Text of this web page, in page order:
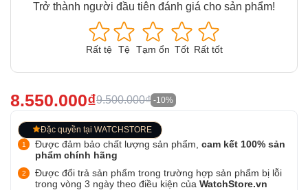
Trở thành người đầu tiên đánh giá cho sản phẩm!
Rất tệ Tệ Tạm ổn Tốt Rất tốt
8.550.000₫9.500.000₫ -10%
Đặc quyền tại WATCHSTORE
Được đảm bảo chất lượng sản phẩm, cam kết 100% sản
phẩm chính hãng
Được đổi trả sản phẩm trong trường hợp sản phẩm bị lỗi
trong vòng 3 ngày theo điều kiện của WatchStore.vn